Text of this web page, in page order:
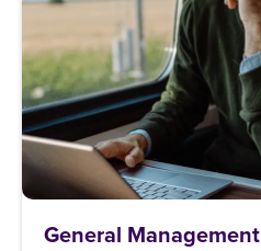
General Management